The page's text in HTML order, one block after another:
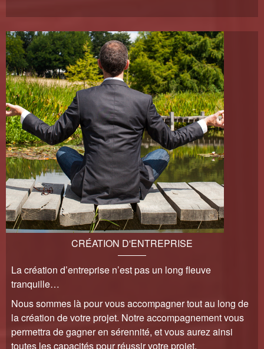
CRÉATION D'ENTREPRISE
La création d’entreprise n’est pas un long fleuve
tranquille…
Nous sommes là pour vous accompagner tout au long de
la création de votre projet. Notre accompagnement vous
permettra de gagner en sérennité, et vous aurez ainsi
toutes les capacités pour réussir votre projet.